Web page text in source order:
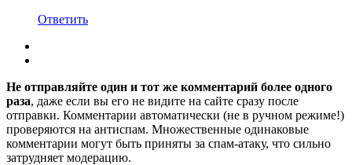
Ответить
Не отправляйте один и тот же комментарий более одного
раза, даже если вы его не видите на сайте сразу после
отправки. Комментарии автоматически (не в ручном режиме!)
проверяются на антиспам. Множественные одинаковые
комментарии могут быть приняты за спам-атаку, что сильно
затрудняет модерацию.